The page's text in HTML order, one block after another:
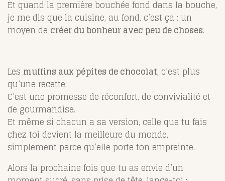
Et quand la première bouchée fond dans la bouche,
je me dis que la cuisine, au fond, c’est ça : un
moyen de créer du bonheur avec peu de choses.
Les muffins aux pépites de chocolat, c’est plus
qu’une recette.
C’est une promesse de réconfort, de convivialité et
de gourmandise.
Et même si chacun a sa version, celle que tu fais
chez toi devient la meilleure du monde,
simplement parce qu’elle porte ton empreinte.
Alors la prochaine fois que tu as envie d’un